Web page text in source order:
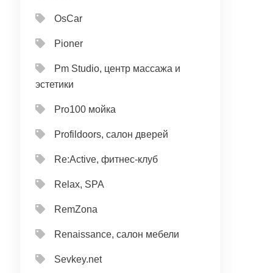
OsCar
Pioner
Pm Studio, центр массажа и
эстетики
Pro100 мойка
Profildoors, салон дверей
Re:Active, фитнес-клуб
Relax, SPA
RemZona
Renaissance, салон мебели
Sevkey.net